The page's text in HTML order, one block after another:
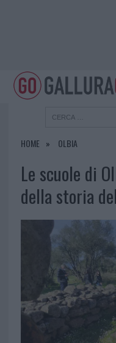
HOME OLBIA
Le scuole di
della storia